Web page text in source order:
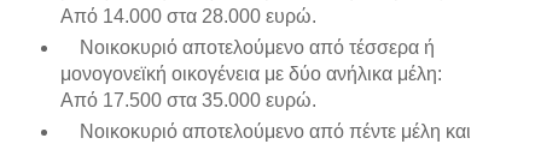
Από 14.000 στα 28.000 ευρώ.
Νοικοκυριό αποτελούμενο από τέσσερα ή
μονογονεϊκή οικογένεια με δύο ανήλικα μέλη:
Από 17.500 στα 35.000 ευρώ.
Νοικοκυριό αποτελούμενο από πέντε μέλη και